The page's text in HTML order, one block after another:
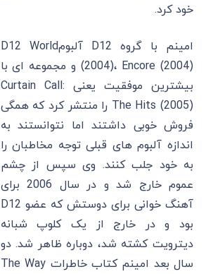
خود کرد.
امینم با گروه D12 آلبومD12 World
(2004)، Encore (2004) و مجموعه ای با
بیشترین موفقیت یعنی Curtain Call:
The Hits (2005) را منتشر کرد که همگی
فروش خوبی داشتند اما نتوانستند به
اندازه آلبوم های قبلی توجه مخاطبان را
به خود جلب کنند. وی سپس از چشم
عموم خارج شد و در سال 2006 برای
آهنگ خوانی برای دوستش که عضو D12
بود و در خارج از یک کلوپ شبانه
دیترویت کشته شد، دوباره ظاهر شد. دو
سال بعد امینم کتاب خاطرات The Way